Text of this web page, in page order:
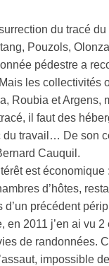
du tracé
Pouzols,
pédestre a
les collectivités
Roubia et Argens,
il faut des
du travail… De son
Cauquil.
est
d’hôtes,
précédent
en 2011 j’en ai vu
de randonnées.
impossible